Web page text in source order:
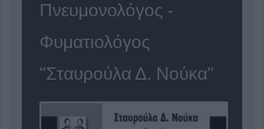
Πνευμονολόγος -
Φυματιολόγος
"Σταυρούλα Δ. Νούκα"